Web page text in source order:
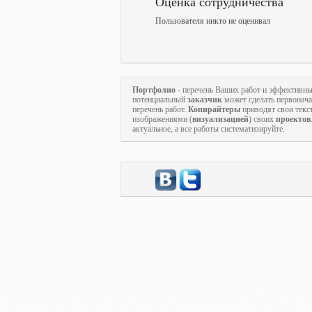
Пользователя никто не оценивал
Портфолио - перечень Ваших работ и
потенциальный заказчик может сделать
перечень работ. Копирайтеры приводят свои
изображениями (визуализацией) своих проектов
актуальное, а все работы систематизируйте.